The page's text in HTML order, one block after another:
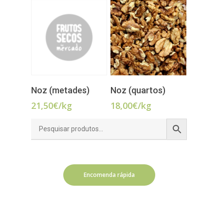
ADICIONAR
Noz (metades)
21,50€/kg
ADICIONAR
Noz (quartos)
18,00€/kg
Encomenda rápida